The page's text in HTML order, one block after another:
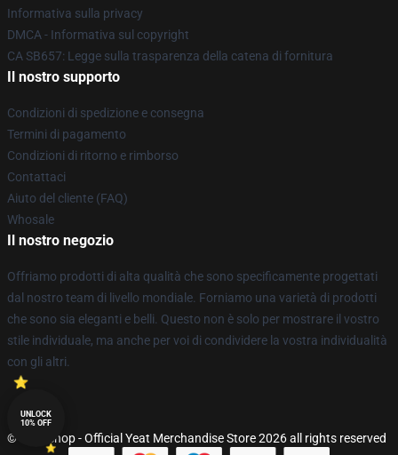
Informativa sulla privacy
DMCA - Informativa sul copyright
CA SB657: Legge sulla trasparenza della catena di fornitura
Il nostro supporto
Condizioni di spedizione e consegna
Termini di pagamento
Condizioni di ritorno e rimborso
Contattaci
Aiuto del cliente (FAQ)
Whosale
Il nostro negozio
Offriamo prodotti di alta qualità che sono specificamente progettati
dal nostro team di livello mondiale. Forniamo una varietà di prodotti
che sono sia eleganti e belli. Questo non è solo per mostrare il vostro
stile individuale, ma anche per voi di condividere la vostra individualità
con gli altri.
© Yeat Shop - Official Yeat Merchandise Store 2026 all rights reserved
UNLOCK
10% OFF